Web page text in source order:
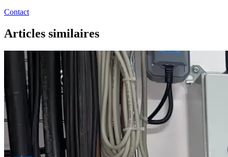
Contact
Articles similaires